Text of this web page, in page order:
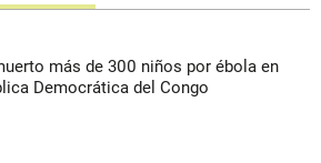
más de 300 niños por ébola en
Democrática del Congo